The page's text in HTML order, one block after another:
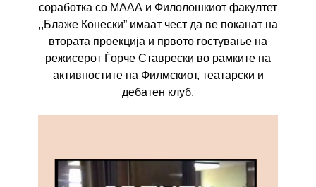
соработка со МААА и Филолошкиот факултет
,,Блаже Конески” имаат чест да ве поканат на
втората проекција и првото гостување на
режисерот Ѓорче Ставрески во рамките на
активностите на Филмскиот, театарски и
дебатен клуб.